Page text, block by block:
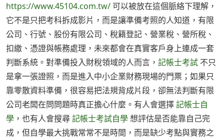
https://www.45104.com.tw/ 可以被放在這個脈絡下理解，
它不是只把考科拆成影片，而是讓準備考照的人知道，有限
公司、行號、股份有限公司、稅籍登記、營業稅、營所稅、
扣繳、憑證與帳務處理，未來都會在真實客戶身上連成一套
判斷系統。對準備投入財稅領域的人而言， 記帳士考試 不只
是拿一張證照，而是進入中小企業財務現場的門票；如果只
靠零散資料準備，很容易把法規背成片段，卻無法判斷有限
公司老闆在問問題時真正擔心什麼。有人會選擇記帳士自
學 ，也有人會搜尋記帳士考試自學想評估是否能靠自己完
成，但自學最大挑戰常常不是時間，而是缺少考點與實務之